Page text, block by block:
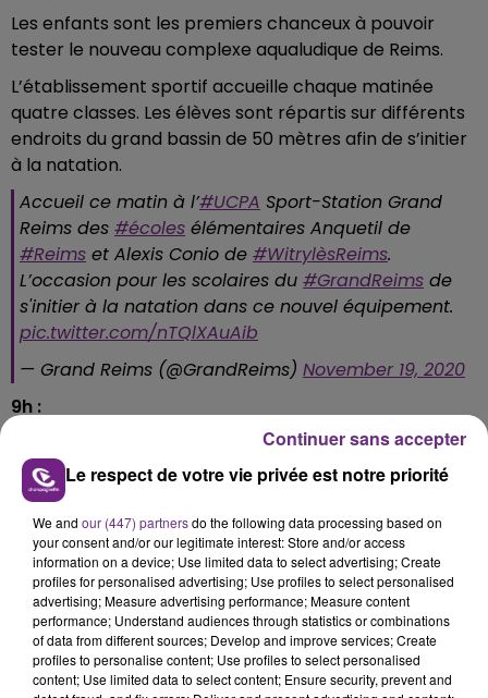
Les enfants sont les premiers chanceux à pouvoir
tester le nouveau complexe aqualudique de Reims.
L’établissement sportif accueille chaque matinée
quatre classes. Les élèves sont répartis sur différents
endroits du grand bassin de 50 mètres afin de s’initier
à la natation.
Accueil ce matin à l’#UCPA Sport-Station Grand
Reims des #écoles élémentaires Anquetil de
#Reims et Alexis Conio de #WitrylèsReims.
L’occasion pour les scolaires du #GrandReims de
s'initier à la natation dans ce nouvel équipement.
pic.twitter.com/nTQlXAuAib
— Grand Reims (@GrandReims) November 19, 2020
9h :
L’association des maires de France, présidée par
François Baroin, a demandé au premierministre la
réouverture progressive des commerces de
proximité.
Le maire de Troyes a expliqué que cette procédure
permettrait d’éviter un retour massif des clients dans
les magasins à l’approche des fêtes de Noel.
Pour rappel, Emmanuel Macron s’exprimera la
semaine prochaine à propos de la situation sanitaire.
Le respect de votre vie privée est notre priorité
We and our (447) partnersdo the following data processing based on
your consent and/or our legitimate interest: Store and/or access
information on a device; Use limited data to select advertising; Create
profiles for personalised advertising; Use profiles to select personalised
advertising; Measure advertising performance; Measure content
performance; Understand audiences through statistics or combinations
of data from different sources; Develop and improve services; Create
profiles to personalise content; Use profiles to select personalised
content; Use limited data to select content; Ensure security, prevent and
Continuer sans accepter